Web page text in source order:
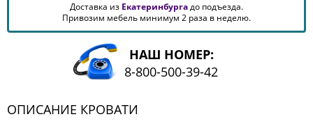
Доставка из Екатеринбургадо подъезда.
Привозим мебель минимум 2 раза в неделю.
НАШ НОМЕР:
8-800-500-39-42
ОПИСАНИЕ КРОВАТИ